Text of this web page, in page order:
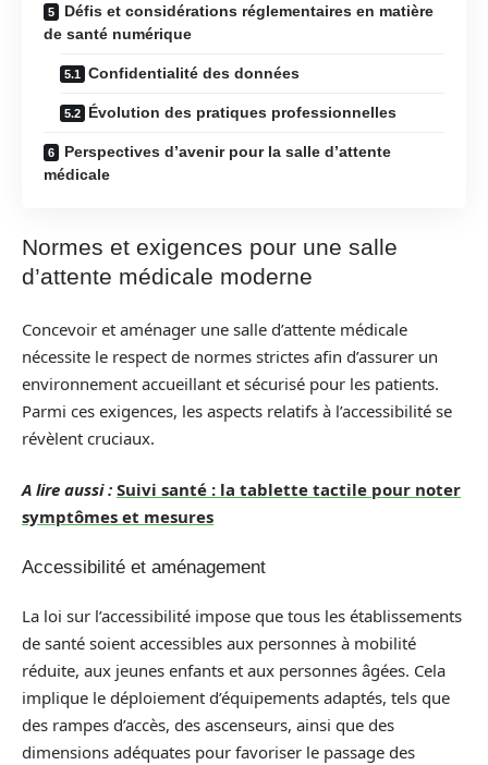
Défis et considérations réglementaires en matière
de santé numérique
Confidentialité des données
Évolution des pratiques professionnelles
Perspectives d’avenir pour la salle d’attente
médicale
Normes et exigences pour une salle
d’attente médicale moderne
Concevoir et aménager une salle d’attente médicale
nécessite le respect de normes strictes afin d’assurer un
environnement accueillant et sécurisé pour les patients.
Parmi ces exigences, les aspects relatifs à l’accessibilité se
révèlent cruciaux.
A lire aussi : Suivi santé : la tablette tactile pour noter
symptômes et mesures
Accessibilité et aménagement
La loi sur l’accessibilité impose que tous les établissements
de santé soient accessibles aux personnes à mobilité
réduite, aux jeunes enfants et aux personnes âgées. Cela
implique le déploiement d’équipements adaptés, tels que
des rampes d’accès, des ascenseurs, ainsi que des
dimensions adéquates pour favoriser le passage des